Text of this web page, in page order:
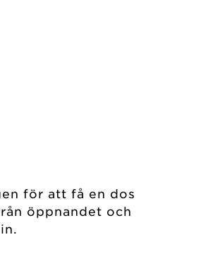
för att få en dos
öppnandet och